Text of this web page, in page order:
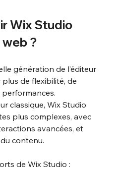
Wix Studio
?
génération de l’éditeur
de flexibilité, de
classique, Wix Studio
plus complexes, avec
avancées, et
contenu.
de Wix Studio :